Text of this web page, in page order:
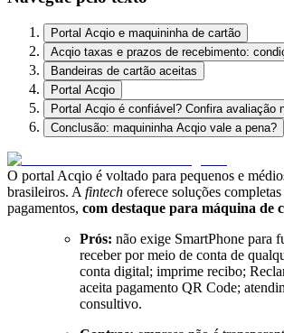
Portal Acqio e maquininha de cartão
Acqio taxas e prazos de recebimento:
Bandeiras de cartão aceitas
Portal Acqio
Portal Acqio é confiável? Confira avaliação
Conclusão: maquininha Acqio vale a pena?
O portal Acqio é voltado para pequenos e
brasileiros. A fintech oferece soluções
pagamentos, com destaque para máquina de
Prós: não exige SmartPhone para
receber por meio de conta de
conta digital; imprime recibo;
aceita pagamento QR Code;
consultivo.